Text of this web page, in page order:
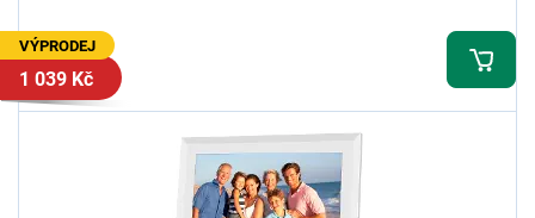
VÝPRODEJ
1 039 Kč